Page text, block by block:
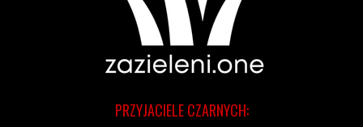
PRZYJACIELE CZARNYCH: